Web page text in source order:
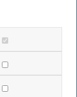
zulassen
zulassen
zulassen